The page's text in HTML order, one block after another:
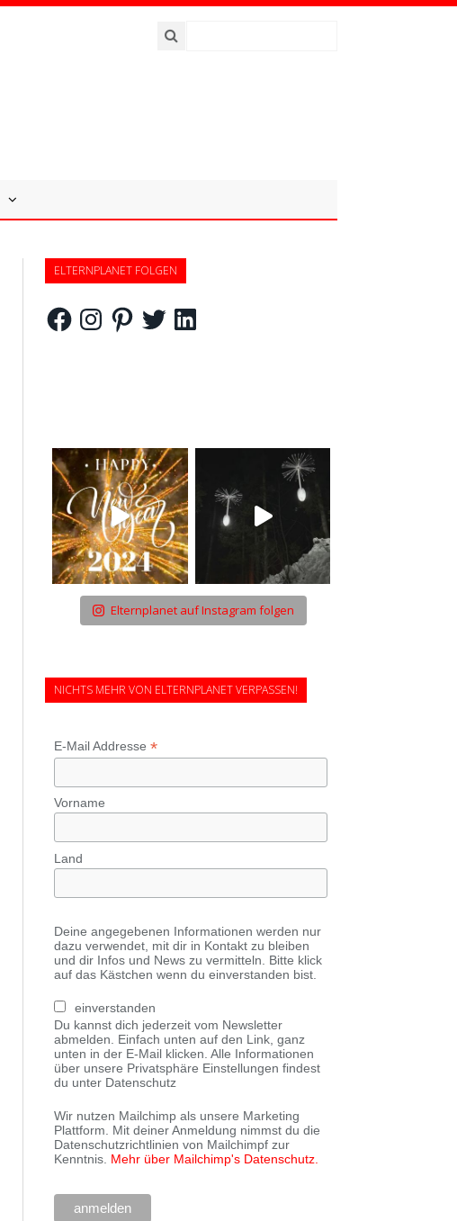
ELTERNPLANET FOLGEN
FacebookInstagramPinterestTwitterLinkedIn
Elternplanet auf Instagram folgen
NICHTS MEHR VON ELTERNPLANET VERPASSEN!
E-Mail Addresse *
Vorname
Land
Deine angegebenen Informationen werden nur
dazu verwendet, mit dir in Kontakt zu bleiben
und dir Infos und News zu vermitteln. Bitte klick
auf das Kästchen wenn du einverstanden bist.
einverstanden
Du kannst dich jederzeit vom Newsletter
abmelden. Einfach unten auf den Link, ganz
unten in der E-Mail klicken. Alle Informationen
über unsere Privatsphäre Einstellungen findest
du unter Datenschutz
Wir nutzen Mailchimp als unsere Marketing
Plattform. Mit deiner Anmeldung nimmst du die
Datenschutzrichtlinien von Mailchimpf zur
Kenntnis. Mehr über Mailchimp's Datenschutz.